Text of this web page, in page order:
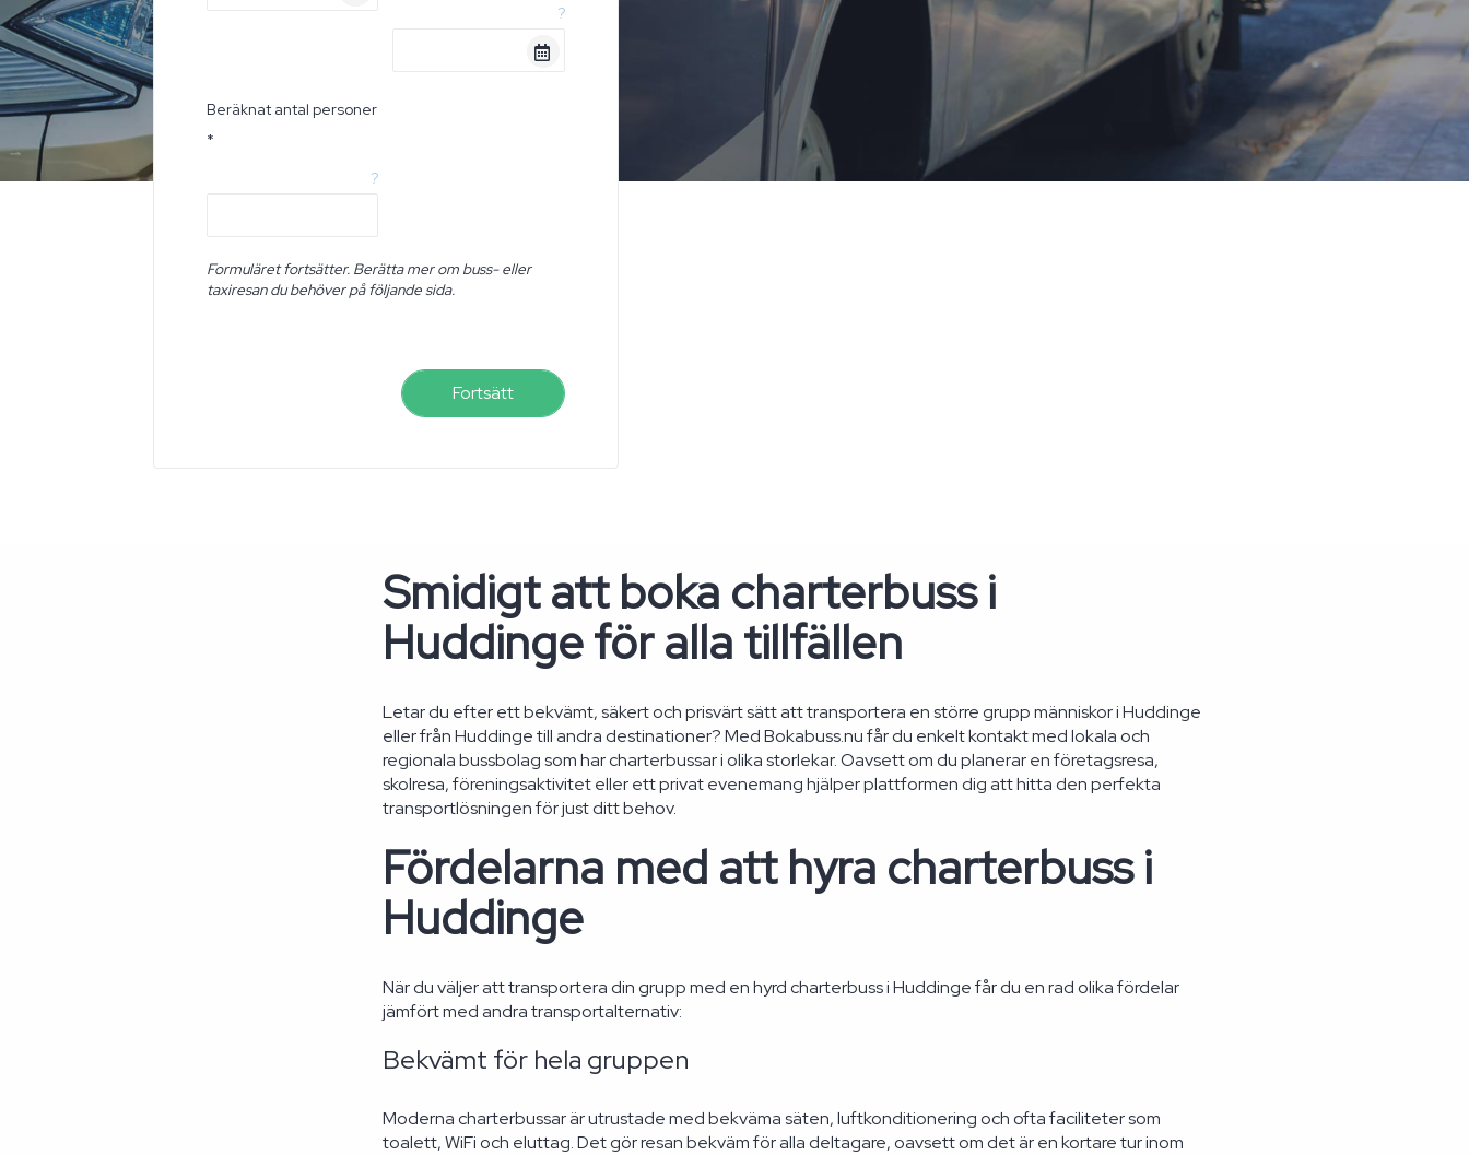
?
Beräknat antal personer
*
?
Formuläret fortsätter. Berätta mer om buss- eller
taxiresan du behöver på följande sida.
Fortsätt
Smidigt att boka charterbuss i
Huddinge för alla tillfällen
Letar du efter ett bekvämt, säkert och prisvärt sätt att transportera en större grupp människor i Huddinge
eller från Huddinge till andra destinationer? Med Bokabuss.nu får du enkelt kontakt med lokala och
regionala bussbolag som har charterbussar i olika storlekar. Oavsett om du planerar en företagsresa,
skolresa, föreningsaktivitet eller ett privat evenemang hjälper plattformen dig att hitta den perfekta
transportlösningen för just ditt behov.
Fördelarna med att hyra charterbuss i
Huddinge
När du väljer att transportera din grupp med en hyrd charterbuss i Huddinge får du en rad olika fördelar
jämfört med andra transportalternativ:
Bekvämt för hela gruppen
Moderna charterbussar är utrustade med bekväma säten, luftkonditionering och ofta faciliteter som
toalett, WiFi och eluttag. Det gör resan bekväm för alla deltagare, oavsett om det är en kortare tur inom